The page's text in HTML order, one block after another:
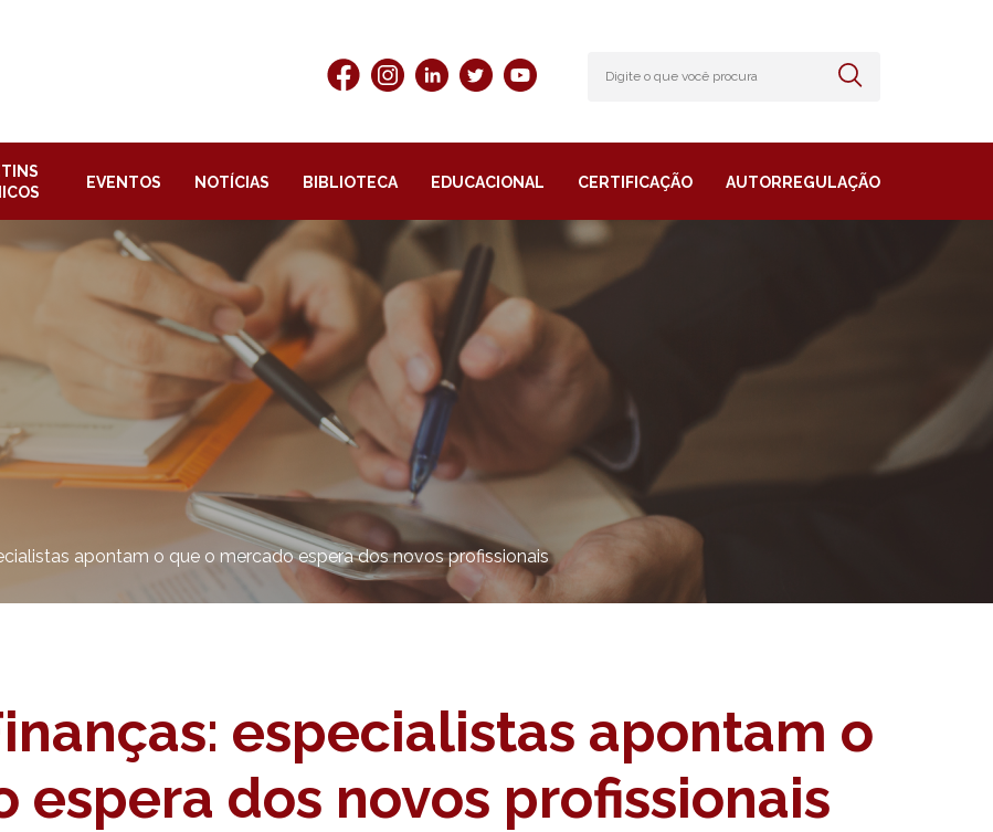
EVENTOS NOTÍCIAS BIBLIOTECA EDUCACIONAL CERTIFICAÇÃO AUTORREGULAÇÃO
apontam o que o mercado espera dos novos profissionais
especialistas apontam o
espera dos novos profissionais